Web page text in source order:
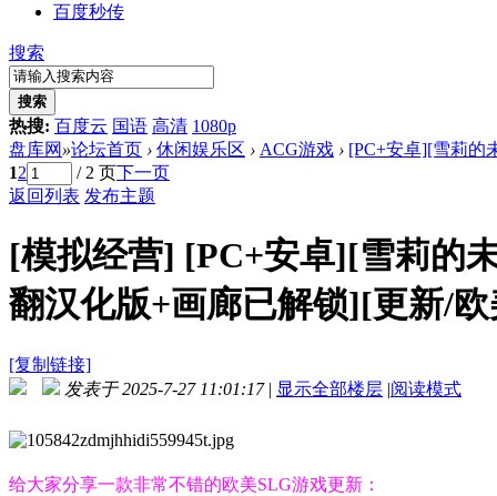
百度秒传
搜索
搜索
热搜: 百度云 国语 高清 1080p
盘库网 »论坛首页 › 休闲娱乐区 › ACG游戏 › [PC+安卓][雪莉的
12 / 2 页下一页
返回列表 发布主题
[模拟经营] [PC+安卓][雪莉的
翻汉化版+画廊已解锁][更新/
[复制链接]
发表于 2025-7-27 11:01:17 | 显示全部楼层 |阅读模式
给大家分享一款非常不错的欧美SLG游戏更新：